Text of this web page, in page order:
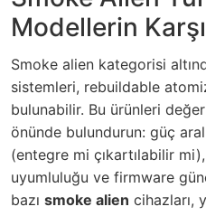
Modellerin
Smoke alien kategorisi
sistemleri, rebuildable
bulunabilir. Bu ürünleri
önünde bulundurun: güç
(entegre mi çıkartılabilir
uyumluluğu ve firmware
bazı smoke alien cihazları,